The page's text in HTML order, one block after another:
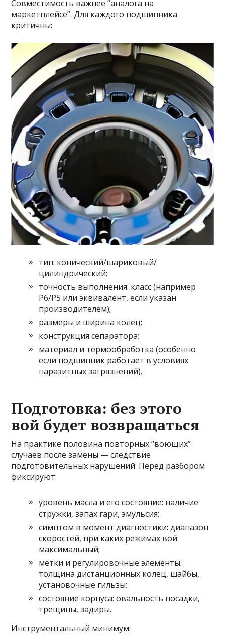
Совместимость важнее “аналога на
маркетплейсе”. Для каждого подшипника
критичны:
тип: конический/шариковый/
цилиндрический;
точность выполнения: класс (например
P6/P5 или эквивалент, если указан
производителем);
размеры и ширина колец;
конструкция сепаратора;
материал и термообработка (особенно
если подшипник работает в условиях
паразитных загрязнений).
Подготовка: без этого
вой будет возвращаться
На практике половина повторных “воющих”
случаев после замены — следствие
подготовительных нарушений. Перед разбором
фиксируют:
уровень масла и его состояние: наличие
стружки, запах гари, эмульсия;
симптом в момент диагностики: диапазон
скоростей, при каких режимах вой
максимальный;
метки и регулировочные элементы:
толщина дистанционных колец, шайбы,
установочные гильзы;
состояние корпуса: овальность посадки,
трещины, задиры.
Инструментальный минимум: